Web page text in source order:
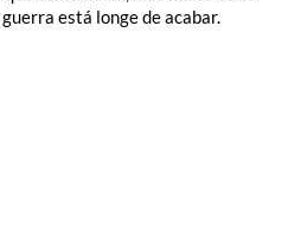
está longe de acabar.